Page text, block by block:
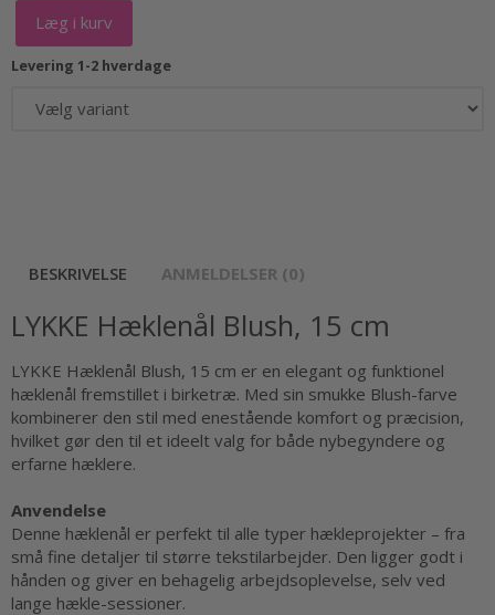
Læg i kurv
Levering 1-2 hverdage
BESKRIVELSE ANMELDELSER (0)
LYKKE Hæklenål Blush, 15 cm
LYKKE Hæklenål Blush, 15 cm er en elegant og funktionel
hæklenål fremstillet i birketræ. Med sin smukke Blush-farve
kombinerer den stil med enestående komfort og præcision,
hvilket gør den til et ideelt valg for både nybegyndere og
erfarne hæklere.
Anvendelse
Denne hæklenål er perfekt til alle typer hækleprojekter – fra
små fine detaljer til større tekstilarbejder. Den ligger godt i
hånden og giver en behagelig arbejdsoplevelse, selv ved
lange hækle-sessioner.